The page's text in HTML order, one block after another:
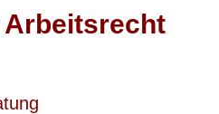
Arbeitsrecht